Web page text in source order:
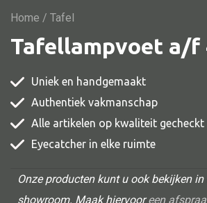
Vitrine
TV meubel
Comode
Eetkamer stoel
Home / Tafel
Tafellampvoet a/f
Uniek en handgemaakt
Authentiek vakmanschap
Alle artikelen op kwaliteit gecheckt
Eyecatcher in elke ruimte
Onze producten kunt u ook bekijken in
showroom. Maak hiervooreen